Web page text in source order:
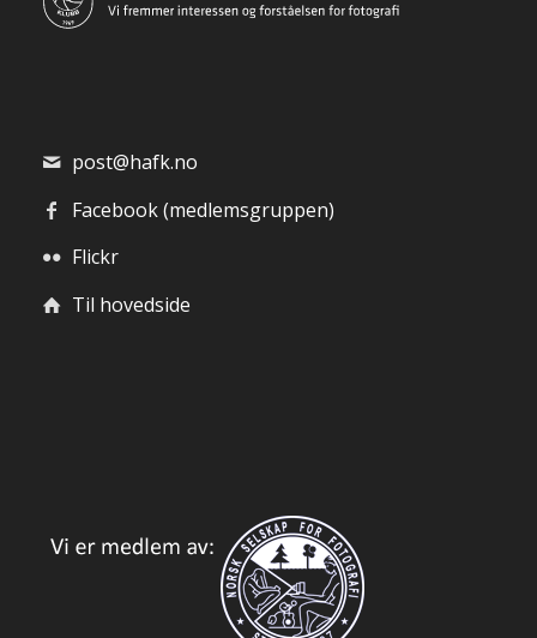
post@hafk.no
Facebook (medlemsgruppen)
Flickr
Til hovedside